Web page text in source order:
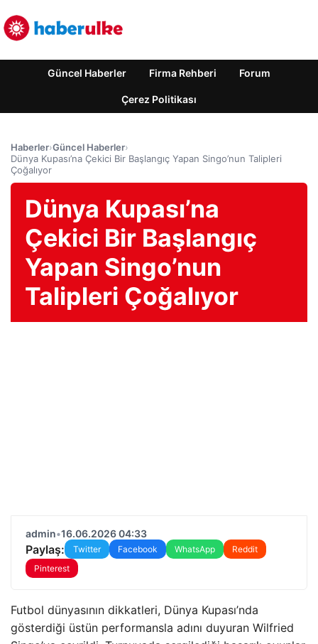
Güncel Haberler Firma Rehberi Forum
Çerez Politikası
Haberler›Güncel Haberler›
Dünya Kupası’na Çekici Bir Başlangıç Yapan Singo’nun Talipleri
Çoğalıyor
Dünya Kupası’na
Çekici Bir Başlangıç
Yapan Singo’nun
Talipleri Çoğalıyor
admin•16.06.2026 04:33
Paylaş: Twitter Facebook WhatsApp
Reddit
Pinterest
Futbol dünyasının dikkatleri, Dünya Kupası’nda
gösterdiği üstün performansla adını duyuran Wilfried